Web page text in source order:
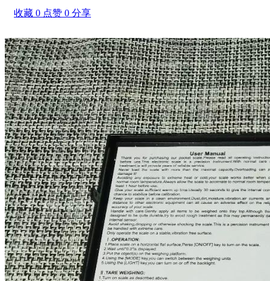
收藏 0 点赞 0 分享